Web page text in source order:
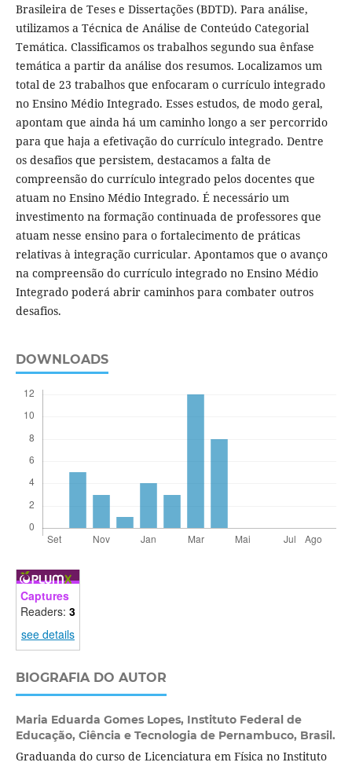
Brasileira de Teses e Dissertações (BDTD). Para análise,
utilizamos a Técnica de Análise de Conteúdo Categorial
Temática. Classificamos os trabalhos segundo sua ênfase
temática a partir da análise dos resumos. Localizamos um
total de 23 trabalhos que enfocaram o currículo integrado
no Ensino Médio Integrado. Esses estudos, de modo geral,
apontam que ainda há um caminho longo a ser percorrido
para que haja a efetivação do currículo integrado. Dentre
os desafios que persistem, destacamos a falta de
compreensão do currículo integrado pelos docentes que
atuam no Ensino Médio Integrado. É necessário um
investimento na formação continuada de professores que
atuam nesse ensino para o fortalecimento de práticas
relativas à integração curricular. Apontamos que o avanço
na compreensão do currículo integrado no Ensino Médio
Integrado poderá abrir caminhos para combater outros
desafios.
DOWNLOADS
Captures
Readers: 3
see details
BIOGRAFIA DO AUTOR
Maria Eduarda Gomes Lopes, Instituto Federal de
Educação, Ciência e Tecnologia de Pernambuco, Brasil.
Graduanda do curso de Licenciatura em Física no Instituto